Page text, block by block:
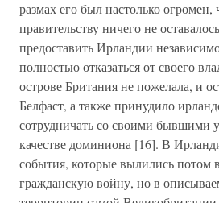
размах его был настолько огромен,
правительству ничего не
предоставить Ирландии
полностью отказаться от своего
острове Британия не пожелала, и
Белфаст, а также принудило
сотрудничать со своими бывшими
качестве доминиона [16]. В
события, которые вылились потом
гражданскую войну, но в